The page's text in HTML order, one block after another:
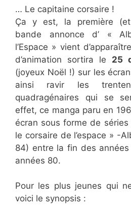
… Le capitaine corsaire !
Ça y est, la première
bande annonce d’ «
l’Espace » vient
d’animation sortira le 25
(joyeux Noël !) sur les
ainsi ravir les
quadragénaires qui se
effet, ce manga paru en
écran sous forme de
le corsaire de l’espace » -
84) entre la fin des
années 80.
Pour les plus jeunes qui
voici le synopsis :